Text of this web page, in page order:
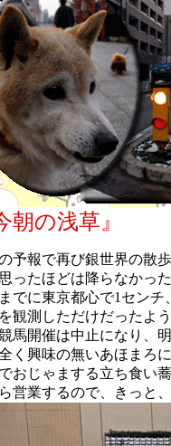
朝の浅草』
報で再び銀世界の散歩
ったほどは降らなかっ
でに東京都心で1セン
観測しただけだったよ
馬開催は中止になり、
く興味の無いあほまろ
おじゃまする立ち食い
営業するので、きっと